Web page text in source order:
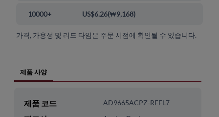
10000+ US$6.26(₩9,168)
가격, 가용성 및 리드 타임은 주문 시점에 확인될 수 있습니다.
제품 사양
제품 코드 AD9665ACPZ-REEL7